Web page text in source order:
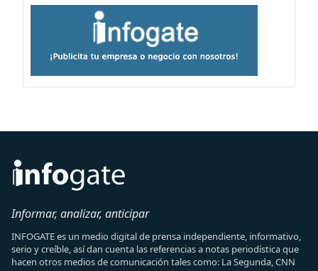
Informar, analizar, anticipar
INFOGATE es un medio digital de prensa independiente, informativo,
serio y creíble, así dan cuenta las referencias a notas periodística que
hacen otros medios de comunicación tales como: La Segunda, CNN